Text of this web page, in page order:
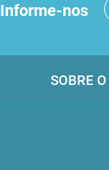
Informe-nos
SOBRE O